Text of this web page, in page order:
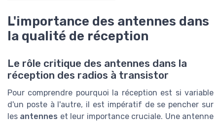
L'importance des antennes dans
la qualité de réception
Le rôle critique des antennes dans la
réception des radios à transistor
Pour comprendre pourquoi la réception est si variable
d'un poste à l'autre, il est impératif de se pencher sur
les antennes et leur importance cruciale. Une antenne